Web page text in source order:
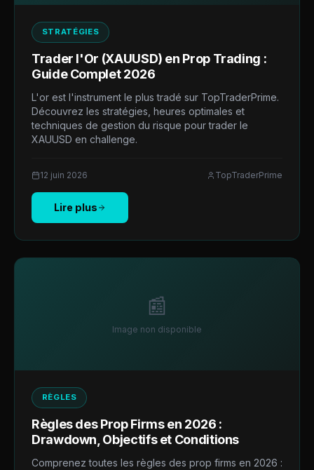
STRATÉGIES
Trader l'Or (XAUUSD) en Prop Trading :
Guide Complet 2026
L'or est l'instrument le plus tradé sur TopTraderPrime.
Découvrez les stratégies, heures optimales et
techniques de gestion du risque pour trader le
XAUUSD en challenge.
12 juin 2026 TopTraderPrime
Lire plus
📰
Image non disponible
RÈGLES
Règles des Prop Firms en 2026 :
Drawdown, Objectifs et Conditions
Comprenez toutes les règles des prop firms en 2026 :